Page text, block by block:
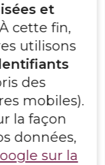
et
cette fin,
utilisons
des
mobiles).
la façon
données,
sur la